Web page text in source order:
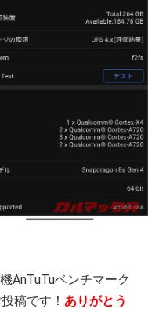
AnTuTuベンチマーク
稿です！ ありがとう